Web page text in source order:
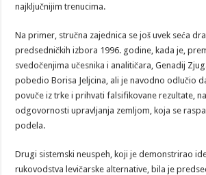
najključnijim trenucima.
Na primer, stručna zajednica se još uvek seća
predsedničkih izbora 1996. godine, kada je,
svedočenjima učesnika i analitičara, Genadij
pobedio Borisa Jeljcina, ali je navodno odlučio
povuče iz trke i prihvati falsifikovane rezultate,
odgovornosti upravljanja zemljom, koja se
podela.
Drugi sistemski neuspeh, koji je demonstrirao
rukovodstva levičarske alternative, bila je